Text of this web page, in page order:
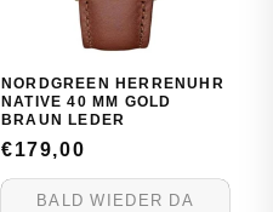
NORDGREEN HERRENUHR
NATIVE 40 MM GOLD
BRAUN LEDER
NORMALER
PREIS
€179,00
BALD WIEDER DA